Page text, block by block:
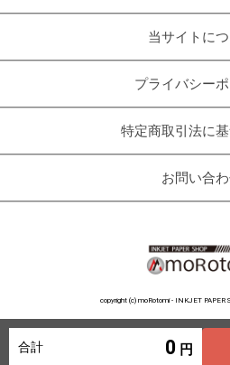
合計 0
当サイトに
プライバシー
特定商取引法に
お問い合
copyright (c) moRotomi - INKJET PAPER